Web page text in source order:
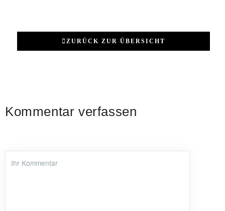
ZURÜCK ZUR ÜBERSICHT
Kommentar verfassen